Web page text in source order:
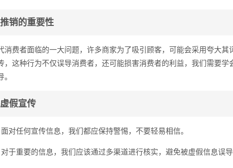
销的重要性
消费者面临的一大问题，许多商家为了吸引顾客，可能会采用夸大其
，这种行为不仅误导消费者，还可能损害消费者的利益，我们需要学
假宣传
对任何宣传信息，我们都应保持警惕，不要轻易相信。
于重要的信息，我们应该通过多渠道进行核实，避免被虚假信息误导